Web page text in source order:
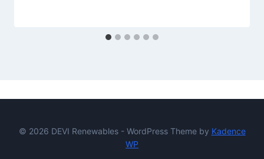
© 2026 DEVI Renewables - WordPress Theme by Kadence
WP